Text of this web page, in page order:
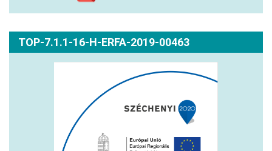
TOP-7.1.1-16-H-ERFA-2019-00463